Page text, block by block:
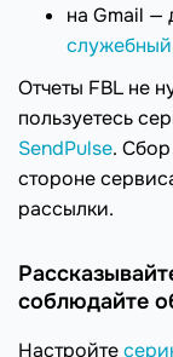
на Gmail —
Отчеты FBL не
пользуетесь
SendPulse.
стороне
рассылки.
соблюдайте
Настройте